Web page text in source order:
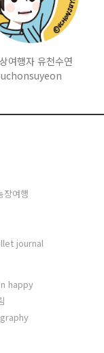
여행자 유천수연
uchonsuyeon
장여행
journal
happy